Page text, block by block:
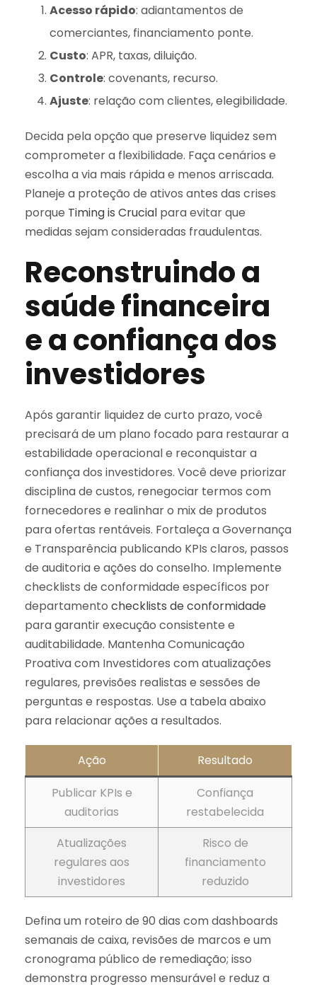
Acesso rápido: adiantamentos de
comerciantes, financiamento ponte.
Custo: APR, taxas, diluição.
Controle: covenants, recurso.
Ajuste: relação com clientes, elegibilidade.
Decida pela opção que preserve liquidez sem
comprometer a flexibilidade. Faça cenários e
escolha a via mais rápida e menos arriscada.
Planeje a proteção de ativos antes das crises
porque Timing is Crucial para evitar que
medidas sejam consideradas fraudulentas.
Reconstruindo a
saúde financeira
e a confiança dos
investidores
Após garantir liquidez de curto prazo, você
precisará de um plano focado para restaurar a
estabilidade operacional e reconquistar a
confiança dos investidores. Você deve priorizar
disciplina de custos, renegociar termos com
fornecedores e realinhar o mix de produtos
para ofertas rentáveis. Fortaleça a Governança
e Transparência publicando KPIs claros, passos
de auditoria e ações do conselho. Implemente
checklists de conformidade específicos por
departamento checklists de conformidade
para garantir execução consistente e
auditabilidade. Mantenha Comunicação
Proativa com Investidores com atualizações
regulares, previsões realistas e sessões de
perguntas e respostas. Use a tabela abaixo
para relacionar ações a resultados.
Ação
Resultado
Publicar KPIs e
auditorias
Confiança
restabelecida
Atualizações
regulares aos
investidores
Risco de
financiamento
reduzido
Defina um roteiro de 90 dias com dashboards
semanais de caixa, revisões de marcos e um
cronograma público de remediação; isso
demonstra progresso mensurável e reduz a